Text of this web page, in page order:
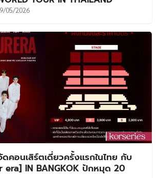
05/2026
ดคอนเสิร์ตเดี่ยวครั้งแรกในไทย กับ
era] IN BANGKOK ปักหมุด 20